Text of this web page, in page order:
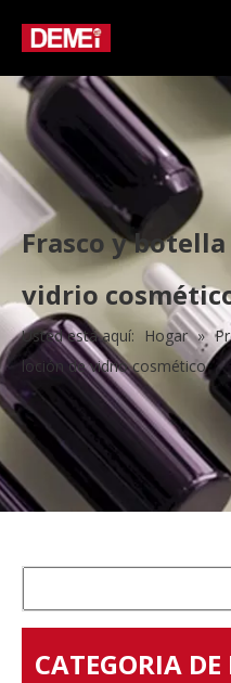
Frasco y
vidrio
Usted está aquí: Hogar »
loción de vidrio cosmético
CATEGORIA